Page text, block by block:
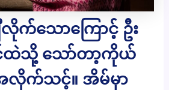
လိုက်သောကြောင့် ဦး
ထဲသို့ သော်တာ့ကိုယ်
လိုက်သင့်။ အိမ်မှာ